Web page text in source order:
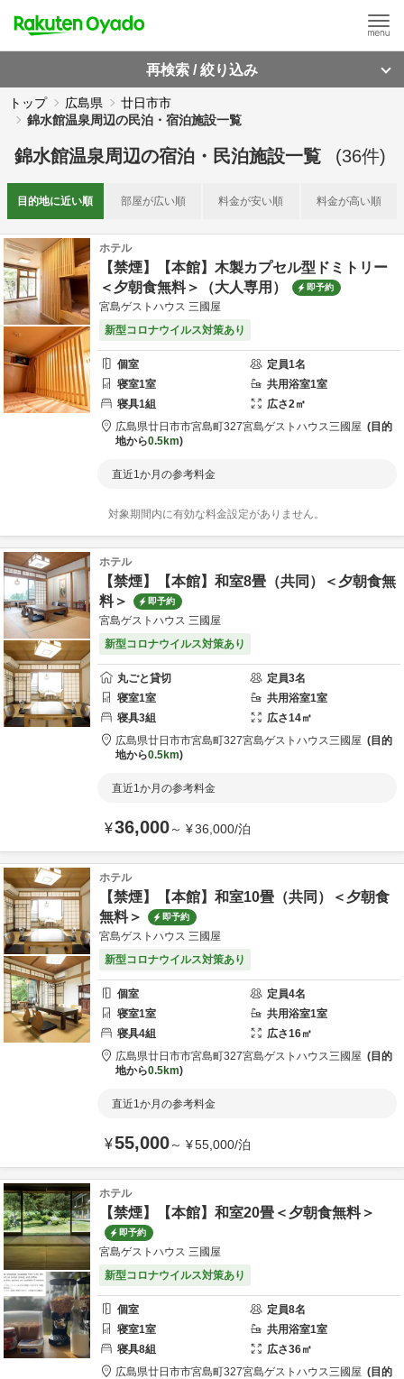
再検索 / 絞り込み
トップ 広島県
廿日市市
錦水館温泉周辺の民泊・宿泊施設一覧
錦水館温泉周辺の宿泊・民泊施設一覧 (36件)
目的地に近い順 部屋が広い順 料金が安い順 料金が高い順
ホテル
【禁煙】【本館】木製カプセル型ドミトリー
＜夕朝食無料＞（大人専用）
即予約
宮島ゲストハウス 三國屋
新型コロナウイルス対策あり
個室 定員1名
寝室1室 共用浴室1室
寝具1組 広さ2㎡
広島県廿日市市宮島町327宮島ゲストハウス三國屋
目的
地から0.5km
直近1か月の参考料金
対象期間内に有効な料金設定がありません。
ホテル
【禁煙】【本館】和室8畳（共同）＜夕朝食無
料＞
即予約
宮島ゲストハウス 三國屋
新型コロナウイルス対策あり
丸ごと貸切 定員3名
寝室1室 共用浴室1室
寝具3組 広さ14㎡
広島県廿日市市宮島町327宮島ゲストハウス三國屋
目的
地から0.5km
直近1か月の参考料金
¥36,000～ ¥36,000/泊
ホテル
【禁煙】【本館】和室10畳（共同）＜夕朝食
無料＞
即予約
宮島ゲストハウス 三國屋
新型コロナウイルス対策あり
個室 定員4名
寝室1室 共用浴室1室
寝具4組 広さ16㎡
広島県廿日市市宮島町327宮島ゲストハウス三國屋
目的
地から0.5km
直近1か月の参考料金
¥55,000～ ¥55,000/泊
ホテル
【禁煙】【本館】和室20畳＜夕朝食無料＞
即予約
宮島ゲストハウス 三國屋
新型コロナウイルス対策あり
個室 定員8名
寝室1室 共用浴室1室
寝具8組 広さ36㎡
広島県廿日市市宮島町327宮島ゲストハウス三國屋
目的